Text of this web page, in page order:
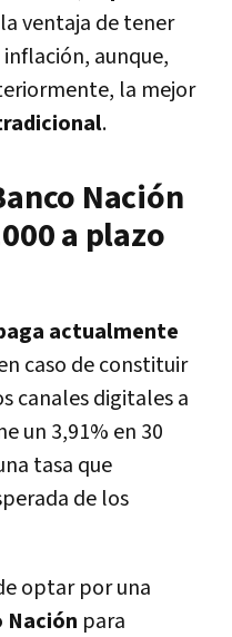
ventaja de tener
aunque,
la mejor
.
Nación
a plazo
actualmente
caso de constituir
canales digitales a
un 3,91% en 30
tasa que
de los
optar por una
Nación para